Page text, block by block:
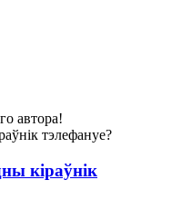
автора!
кіраўнік